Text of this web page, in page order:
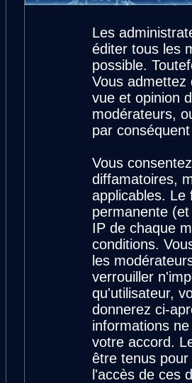
Les
éditer tous les
possible.
Vous admettez
vue et opinion
modérateurs,
par
Vous
diffamatoires,
applicables. Le
permanente
IP de chaque
conditions.
les
verrouiller
qu'utilisateur,
donnerez ci-
informations
votre accord.
être tenus
l'accès de ces